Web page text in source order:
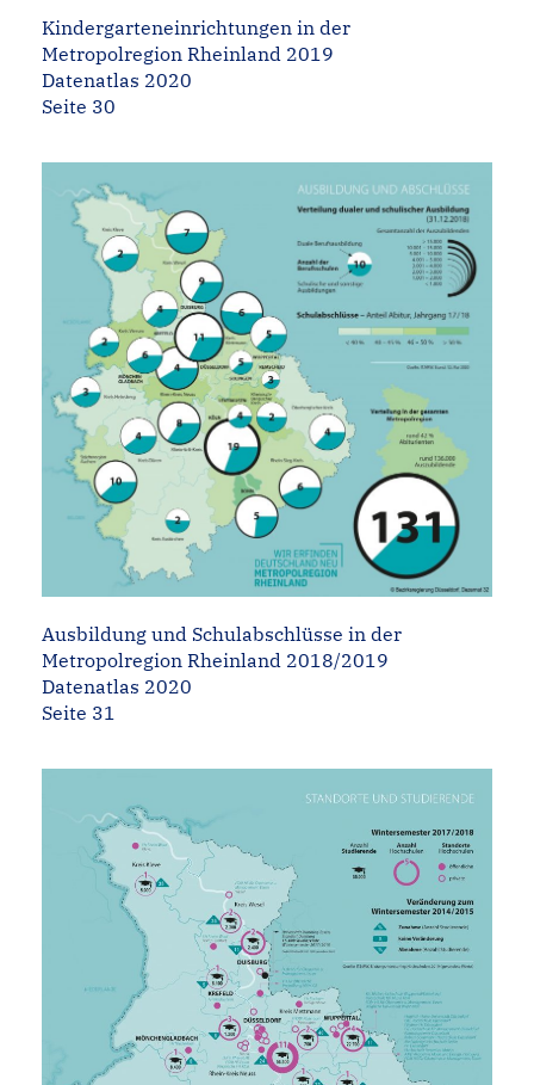
Kindergarteneinrichtungen in der
Metropolregion Rheinland 2019
Datenatlas 2020
Seite 30
Ausbildung und Schulabschlüsse in der
Metropolregion Rheinland 2018/2019
Datenatlas 2020
Seite 31